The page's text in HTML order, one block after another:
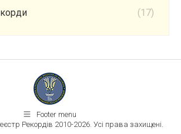
(17)
Footer menu
Рекордів 2010-2026. Усі права захищені.